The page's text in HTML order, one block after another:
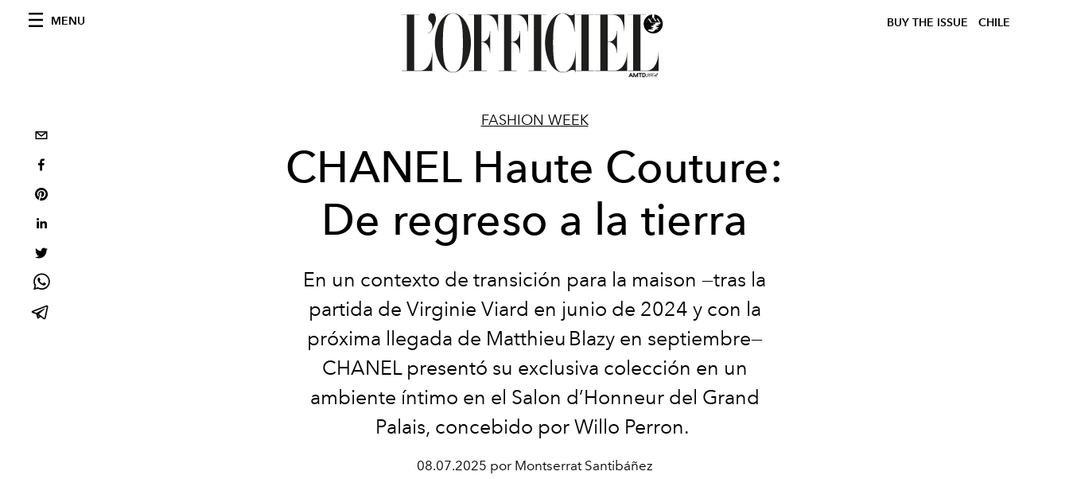
MENU BUY THE ISSUE CHILE
FASHION WEEK
CHANEL Haute Couture:
De regreso a la tierra
En un contexto de transición para la maison —tras la
partida de Virginie Viard en junio de 2024 y con la
próxima llegada de Matthieu Blazy en septiembre—
CHANEL presentó su exclusiva colección en un
ambiente íntimo en el Salon d’Honneur del Grand
Palais, concebido por Willo Perron.
08.07.2025 por Montserrat Santibáñez